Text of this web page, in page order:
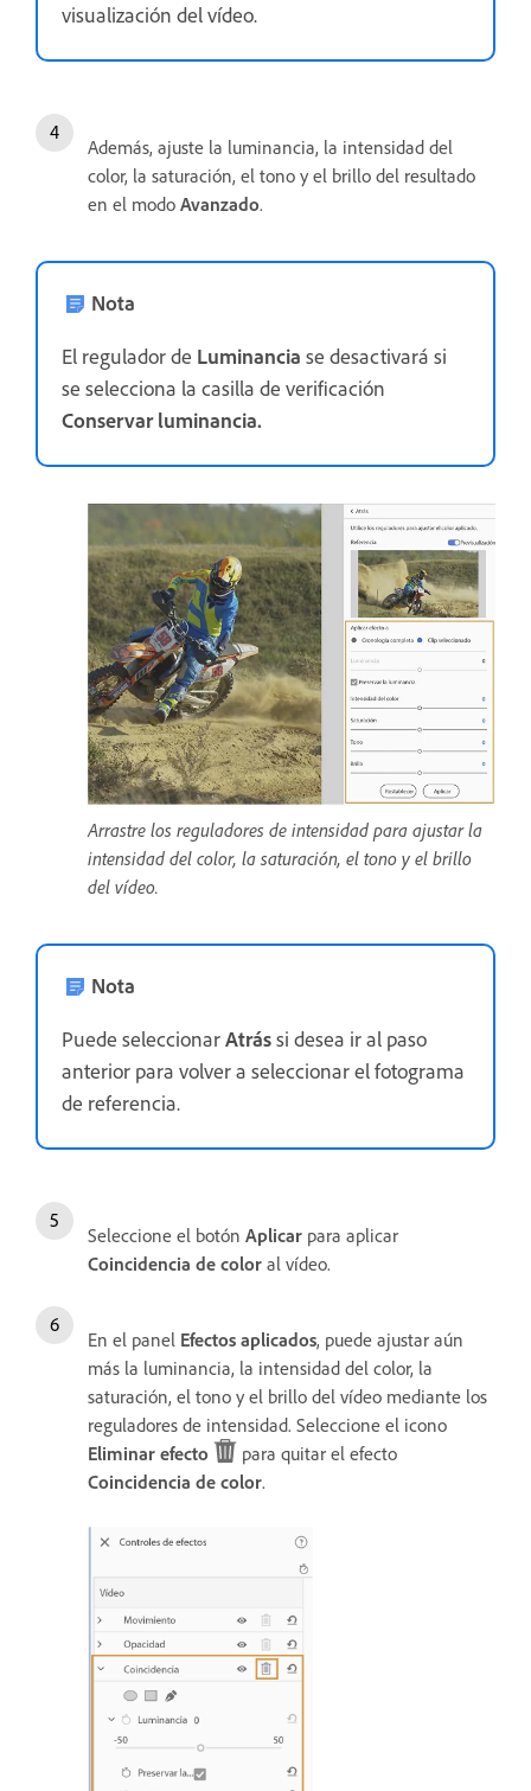
visualización del vídeo.
Además, ajuste la luminancia, la intensidad del
color, la saturación, el tono y el brillo del resultado
en el modo Avanzado.
Nota
El regulador de Luminancia se desactivará si
se selecciona la casilla de verificación
Conservar luminancia.
Arrastre los reguladores de intensidad para ajustar la
intensidad del color, la saturación, el tono y el brillo
del vídeo.
Nota
Puede seleccionarAtrássi desea ir al paso
anterior para volver a seleccionar el fotograma
de referencia.
Seleccione el botón Aplicar para aplicar
Coincidencia de color al vídeo.
En el panel Efectos aplicados, puede ajustar aún
más la luminancia, la intensidad del color, la
saturación, el tono y el brillo del vídeo mediante los
reguladores de intensidad. Seleccione el icono
Eliminar efecto
para quitar el efecto
Coincidencia de color.